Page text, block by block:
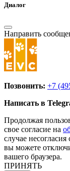
Диалог
Направить
Позвонить: +7
Написать в
Продолжая
свое согласие на
случае
вы можете
вашего браузера.
ПРИНЯТЬ